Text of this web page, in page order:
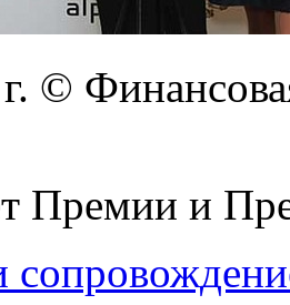
г. ©
Премии и